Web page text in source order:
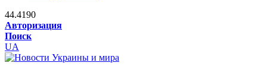
44.4190
Авторизация
Поиск
UA